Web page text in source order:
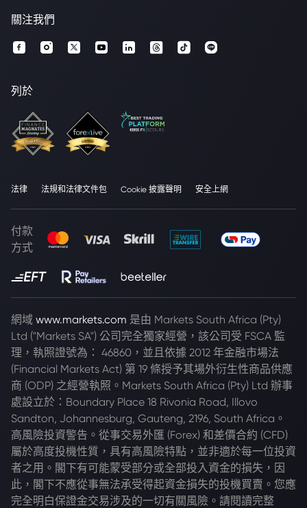
關注我們
列於
法律 法規和法律文件包 Cookie 披露聲明 安全上網
付款
方式
網域 www.markets.com 是由 Markets South Africa (Pty)
Ltd ("Markets SA") 公司完全獨家經營，該公司受 FSCA 監
理，執照證號為： 46860，並且依據 2012 年金融市場法
(Financial Markets Act) 第 19 條授予其場外衍生性商品供應
商 (ODP) 之經營執照。Markets South Africa (Pty) Ltd 辦事
處設立於：Boundary Place 18 Rivonia Road, Illovo
Sandton, Johannesburg, Gauteng, 2196, South Africa。
高風險投資警告。從事交易外匯 (Forex) 和差價合約 (CFD)
屬於高度投機性質，具有高風險特點，並非適於每一位投資
者之用。閣下有可能蒙受部分或全部投入資金的損失，因
此，閣下不應從事無法承受得起資金損失的投機買賣。您應
完全明白保證金交易涉及的一切有關風險。請閱讀完整